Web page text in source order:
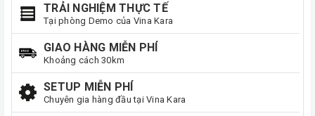
TRẢI NGHIỆM THỰC TẾ
Tại phòng Demo của Vina Kara
GIAO HÀNG MIỄN PHÍ
Khoảng cách 30km
SETUP MIỄN PHÍ
Chuyên gia hàng đầu tại Vina Kara